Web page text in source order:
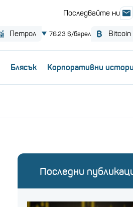
Блясък Корпоративни
Последни